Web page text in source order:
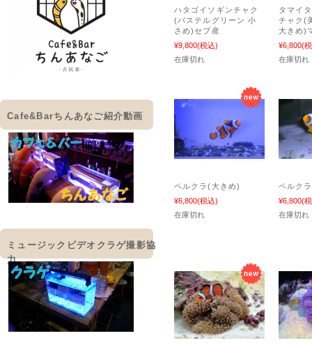
ハタゴイソギンチャク
(パステルグリーン 小
さめ)セブ産
¥9,800(税込)
在庫切れ
タマイ
チャク(
大きめ)
¥6,800(
在庫切れ
ペルクラ(大きめ)
¥6,800(税込)
在庫切れ
ペルクラ
¥6,800(
在庫切れ
Cafe&Barちんあなご紹介動画
ミュージックビデオクラゲ撮影協
力